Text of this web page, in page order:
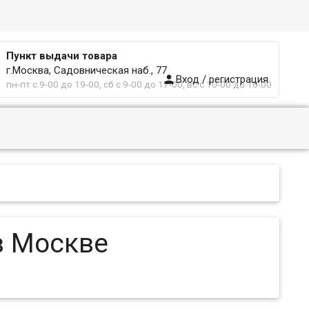
Вход / регистрация
Пункт выдачи товара
г.Москва, Садовническая наб., 77
пн-пт с 9-00 до 19-00, сб с 9-00 до 17-00, вс с 10-00 до 16-00
Москве